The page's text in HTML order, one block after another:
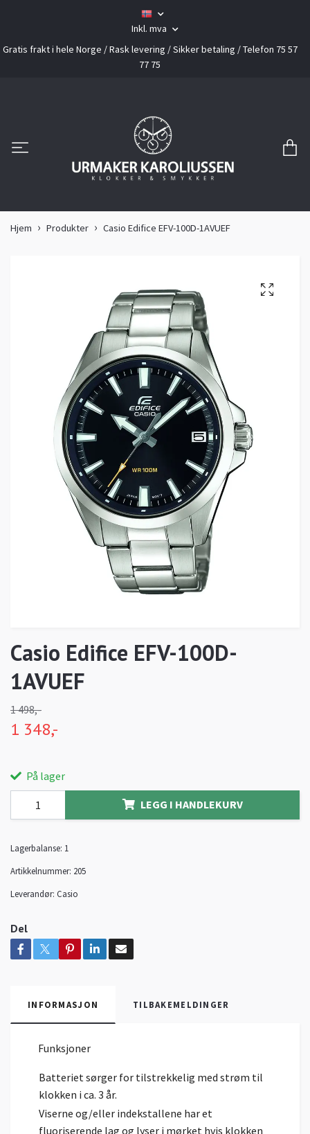
Inkl. mva
Gratis frakt i hele Norge / Rask levering / Sikker betaling / Telefon 75 57
77 75
Hjem Produkter Casio Edifice EFV-100D-1AVUEF
Casio Edifice EFV-100D-
1AVUEF
1 498,-
1 348,-
På lager
LEGG I HANDLEKURV
Lagerbalanse: 1
Artikkelnummer: 205
Leverandør: Casio
Del
INFORMASJON TILBAKEMELDINGER
Funksjoner
Batteriet sørger for tilstrekkelig med strøm til
klokken i ca. 3 år.
Viserne og/eller indekstallene har et
fluoriserende lag og lyser i mørket hvis klokken